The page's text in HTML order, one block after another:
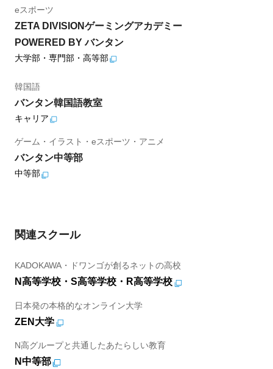
eスポーツ
ZETA DIVISIONゲーミングアカデミー
POWERED BY バンタン
大学部・専門部・高等部
韓国語
バンタン韓国語教室
キャリア
ゲーム・イラスト・eスポーツ・アニメ
バンタン中等部
中等部
関連スクール
KADOKAWA・ドワンゴが創るネットの高校
N高等学校・S高等学校・R高等学校
日本発の本格的なオンライン大学
ZEN大学
N高グループと共通したあたらしい教育
N中等部